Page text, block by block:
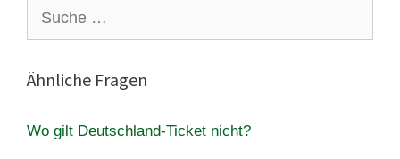
nach:
Ähnliche Fragen
Wo gilt Deutschland-Ticket nicht?